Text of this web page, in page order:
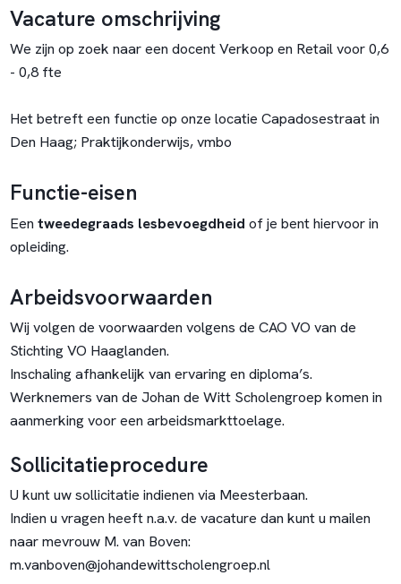
Vacature omschrijving
We zijn op zoek naar een docent Verkoop en Retail voor 0,6
- 0,8 fte
Het betreft een functie op onze locatie Capadosestraat in
Den Haag; Praktijkonderwijs, vmbo
Functie-eisen
Een tweedegraads lesbevoegdheid of je bent hiervoor in
opleiding.
Arbeidsvoorwaarden
Wij volgen de voorwaarden volgens de CAO VO van de
Stichting VO Haaglanden.
Inschaling afhankelijk van ervaring en diploma’s.
Werknemers van de Johan de Witt Scholengroep komen in
aanmerking voor een arbeidsmarkttoelage.
Sollicitatieprocedure
U kunt uw sollicitatie indienen via Meesterbaan.
Indien u vragen heeft n.a.v. de vacature dan kunt u mailen
naar mevrouw M. van Boven:
m.vanboven@johandewittscholengroep.nl